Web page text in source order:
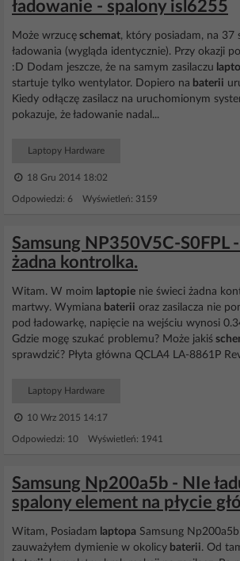
ładowanie - spalony isl6255
Może wrzucę schemat, który posiadam, na 37
ładowania (wygląda identycznie). Przy okazji
:D Dodam jeszcze, że na samym zasilaczu
startuje tylko wentylator. Dopiero na baterii
Kiedy odłączę zasilacz na uruchomionym
pokazuje, że ładowanie nadal...
Laptopy Hardware
18 Gru 2014 18:02
Odpowiedzi: 6 Wyświetleń: 3159
Samsung NP350V5C-S0FPL
żadna kontrolka.
Witam. W moim laptopie nie świeci żadna
martwy. Wymiana baterii oraz zasilacza nie
pod ładowarkę, napięcie na wejściu wynosi
Gdzie mogę szukać problemu? Może jakiś
sprawdzić? Płyta główna QCLA4 LA-8861P
Laptopy Hardware
10 Wrz 2015 14:17
Odpowiedzi: 10 Wyświetleń: 1941
Samsung Np200a5b - NIe
spalony element na płycie
Witam, Posiadam laptopa Samsung Np200a5b
zauważyłem dymienie w okolicy baterii. Od